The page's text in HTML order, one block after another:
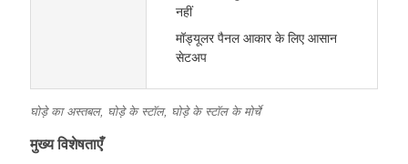
नहीं
मॉड्यूलर पैनल आकार के लिए आसान
सेटअप
घोड़े का अस्तबल, घोड़े के स्टॉल, घोड़े के स्टॉल के मोर्चे
मुख्य विशेषताएँ